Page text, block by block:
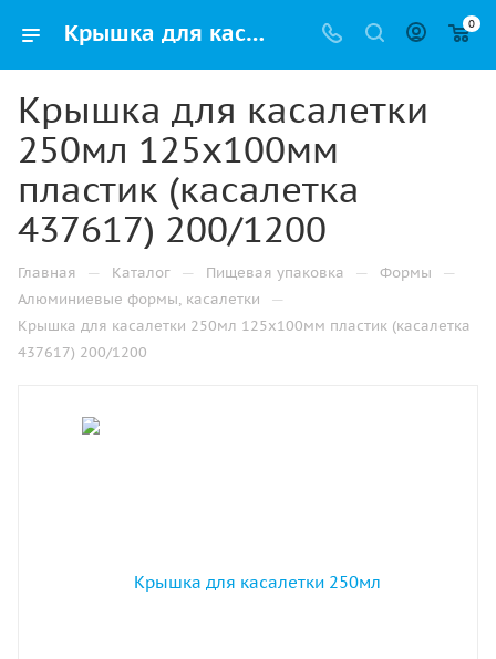
Крышка для касалетки 250мл 125х100мм пластик (касалетка 437617) 200/1200 купить оптом и розницу с доставкой в Перми 0
Крышка для касалетки
250мл 125х100мм
пластик (касалетка
437617) 200/1200
Главная — Каталог — Пищевая упаковка — Формы —
Алюминиевые формы, касалетки —
Крышка для касалетки 250мл 125х100мм пластик (касалетка
437617) 200/1200